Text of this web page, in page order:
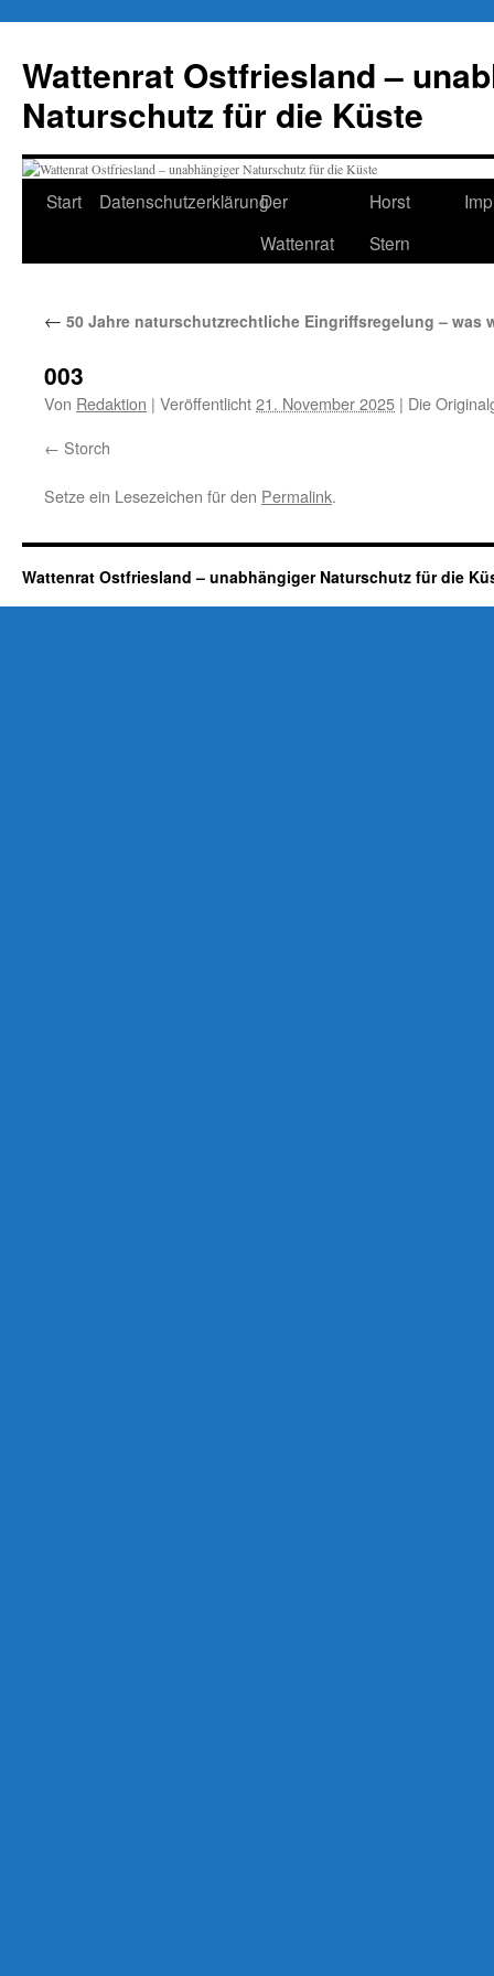
springen
Wattenrat Ostfriesland –
Naturschutz für die Küste
Start DatenschutzerklärungDer
Wattenrat
Horst
Stern
← 50 Jahre naturschutzrechtliche Eingriffsregelung – was
003
Von Redaktion | Veröffentlicht21. November 2025 | Die
Storch
Setze ein Lesezeichen für den Permalink.
Wattenrat Ostfriesland – unabhängiger Naturschutz für die